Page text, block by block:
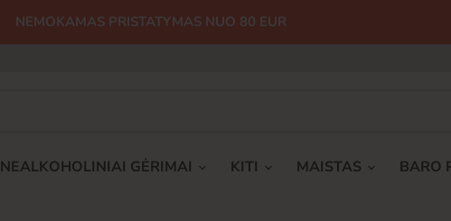
NEMOKAMAS PRISTATYMAS NUO 80 EUR
NEALKOHOLINIAI GĖRIMAI KITI MAISTAS BARO